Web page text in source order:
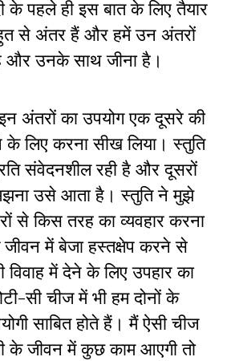
के पहले ही इस बात के लिए तैयार
से अंतर हैं और हमें उन अंतरों
और उनके साथ जीना है।
अंतरों का उपयोग एक दूसरे की
के लिए करना सीख लिया। स्तुति
संवेदनशील रही है और दूसरों
उसे आता है। स्तुति ने मुझे
से किस तरह का व्यवहार करना
में बेजा हस्तक्षेप करने से
विवाह में देने के लिए उपहार का
सी चीज में भी हम दोनों के
साबित होते हैं। मैं ऐसी चीज
के जीवन में कुछ काम आएगी तो